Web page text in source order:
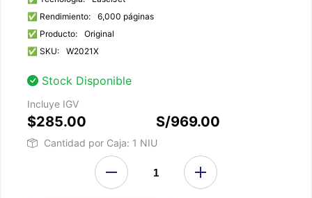
✅ Rendimiento:
6,000 páginas
✅ Producto:
Original
✅ SKU:
W2021X
Stock Disponible
Incluye IGV
$285.00 S/969.00
Cantidad por Caja: 1 NIU